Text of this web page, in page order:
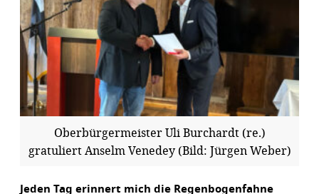
Oberbürgermeister Uli Burchardt (re.)
gratuliert Anselm Venedey (Bild: Jürgen Weber)
Jeden Tag erinnert mich die Regenbogenfahne